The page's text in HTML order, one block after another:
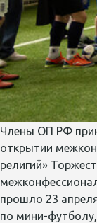
Члены ОП РФ
открытии
религий»
прошло 23
по мини-